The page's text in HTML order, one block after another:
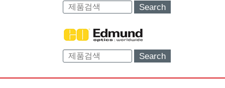
Search
Search